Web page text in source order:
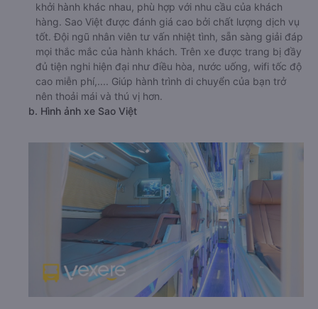
khởi hành khác nhau, phù hợp với nhu cầu của khách
hàng. Sao Việt được đánh giá cao bởi chất lượng dịch vụ
tốt. Đội ngũ nhân viên tư vấn nhiệt tình, sẵn sàng giải đáp
mọi thắc mắc của hành khách. Trên xe được trang bị đầy
đủ tiện nghi hiện đại như điều hòa, nước uống, wifi tốc độ
cao miễn phí,.... Giúp hành trình di chuyển của bạn trở
nên thoải mái và thú vị hơn.
b. Hình ảnh xe Sao Việt